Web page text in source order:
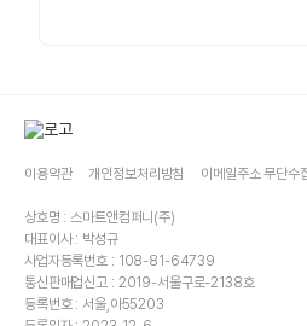
이용약관 개인정보처리방침 이메일주소 무단수
상호명 : 스마트앤컴퍼니(주)
대표이사 : 박성규
사업자등록번호 : 108-81-64739
통신판매업신고 : 2019-서울구로-2138호
등록번호 : 서울,아55203